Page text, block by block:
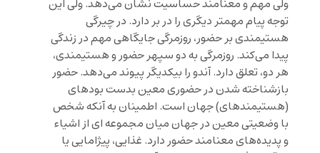
ولی مهم و معنامند حساسیت نشان می‌دهد. ولی این
توجه پیام مهمتر دیگری را در بر دارد. در چیرگی
هستیمندی بر حضور، روزمرگی جایگاهی مهم در زندگی
پیدا می‌کند. روزمرگی به دو سپهر حضور و هستیمندی،
هر دو، تعلق دارد. آندو را بیکدیگر پیوند می‌دهد. حضور
بازشناخته شدن در حضوری معین بدست بودهای
(هستیمند‌های) جهان است. اطمینان به آنکه شخص
با وضعیتی معین در جهان میان مجموعه‌ ‌ای از اشیاء
و پدیده‌های معنامند حضور دارد. غذایی، پیژامایی یا